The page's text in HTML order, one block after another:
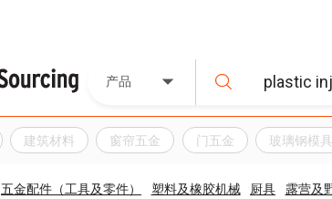
产品
建筑材料 窗帘五金 门五金 玻璃钢模具
五金配件（工具及零件） 塑料及橡胶机械 厨具 露营及